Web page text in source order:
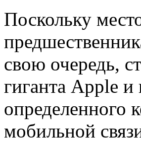
Поскольку
свою очередь,
гиганта Apple
определенного
мобильной